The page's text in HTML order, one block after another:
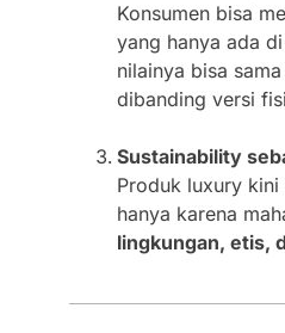
Konsumen bisa
yang hanya ada
nilainya bisa
dibanding versi
Sustainability
Produk luxury
hanya karena
lingkungan, etis,